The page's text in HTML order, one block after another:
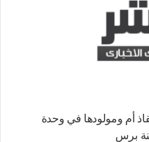
أم ومولودها في وحدة
برس